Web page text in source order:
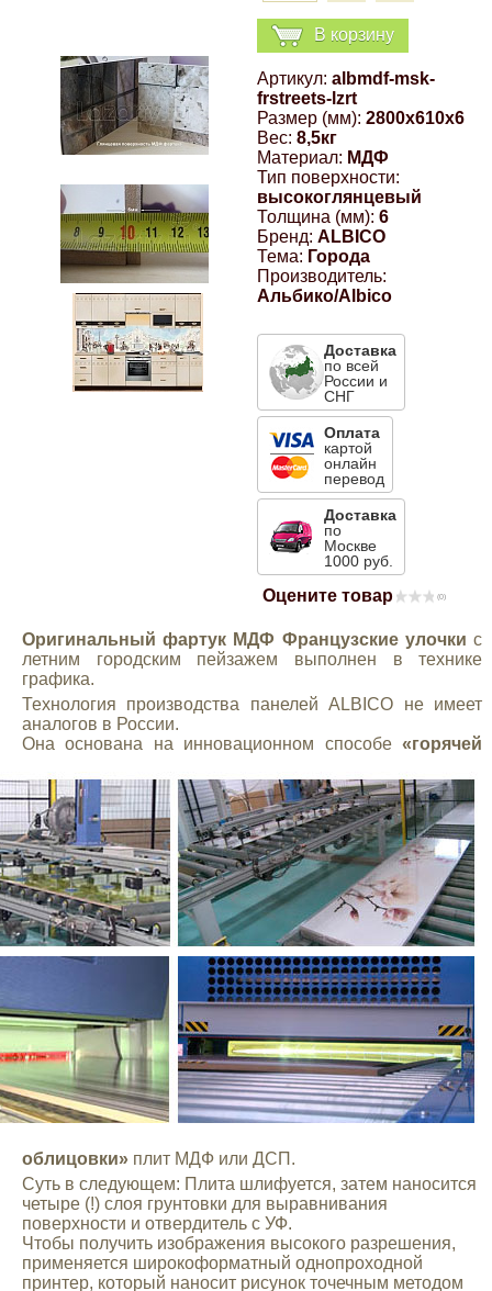
В корзину
Артикул: albmdf-msk-
frstreets-lzrt
Размер (мм): 2800x610x6
Вес: 8,5кг
Материал: МДФ
Тип поверхности:
высокоглянцевый
Толщина (мм): 6
Бренд: ALBICO
Тема: Города
Производитель:
Альбико/Albico
Доставка
по всей
России и
СНГ
Оплата
картой
онлайн
перевод
Доставка
по
Москве
1000 руб.
Оцените товар (0)
Оригинальный фартук МДФ Французские улочки с
летним городским пейзажем выполнен в технике
графика.
Технология производства панелей ALBICO не имеет
аналогов в России.
Она основана на инновационном способе«горячей
облицовки»плит МДФ или ДСП.
Суть в следующем: Плита шлифуется, затем наносится
четыре (!) слоя грунтовки для выравнивания
поверхности и отвердитель с УФ.
Чтобы получить изображения высокого разрешения,
применяется широкоформатный однопроходной
принтер, который наносит рисунок точечным методом
Компрессионные фитинги Poliext
Hyundai
Infinity
Renault
Suzuki
Volkswagen
УАЗ
Дополнительные товары
Флуоресцентные краски
Шпатлевки, штукатурки
Эмали универсальные акриловые
Грунтовки, защитные лаки
Магнитные панели на холодильник